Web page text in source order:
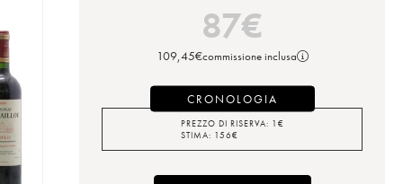
87€
109,45€commissione inclusa
CRONOLOGIA
PREZZO DI RISERVA: 1 €
STIMA: 156€